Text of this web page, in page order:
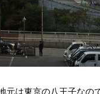
元は東京の八王子なの